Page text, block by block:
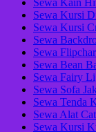
Sewa Kain
Sewa Kursi
Sewa Kursi
Sewa
Sewa
Sewa Bean
Sewa Fairy
Sewa Sofa
Sewa Tenda
Sewa Alat
Sewa Kursi